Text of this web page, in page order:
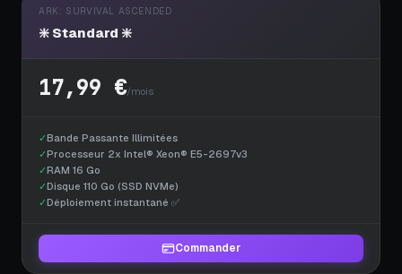
ARK: SURVIVAL ASCENDED
❇️ Standard ❇️
17,99 €/mois
✓Bande Passante Illimitées
✓Processeur 2x Intel® Xeon® E5-2697v3
✓RAM 16 Go
✓Disque 110 Go (SSD NVMe)
✓Déploiement instantané ✅
Commander